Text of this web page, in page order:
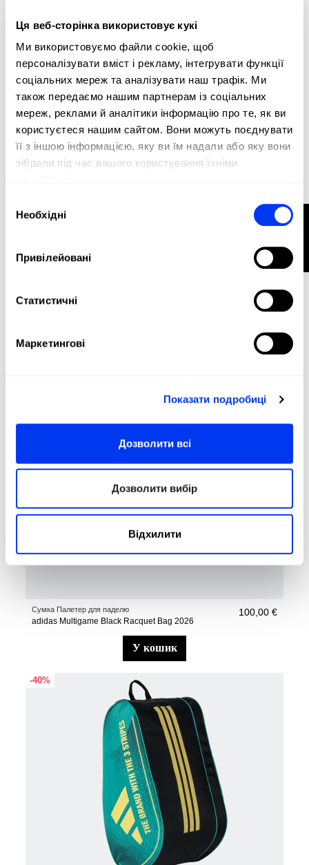
Ця веб-сторінка використовує кукі
Ми використовуємо файли cookie, щоб
персоналізувати вміст і рекламу, інтегрувати функції
соціальних мереж та аналізувати наш трафік. Ми
також передаємо нашим партнерам із соціальних
мереж, реклами й аналітики інформацію про те, як ви
користуєтеся нашим сайтом. Вони можуть поєднувати
її з іншою інформацією, яку ви їм надали або яку вони
зібрали під час вашого користування їхніми
згоди
Необхідні
Привілейовані
Статистичні
Маркетингові
Показати подробиці
Дозволити всі
Дозволити вибір
Відхилити
adidas Control White Racquet Bag 2026
у кошик
Сумка Палетер для паделю
adidas Multigame Black Racquet Bag 2026
100,00 €
у кошик
-40%